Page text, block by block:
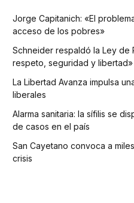
Jorge Capitanich: «El
acceso de los pobres»
Schneider respaldó la Ley de
respeto, seguridad y libertad»
La Libertad Avanza impulsa
liberales
Alarma sanitaria: la sífilis se
de casos en el país
San Cayetano convoca a
crisis